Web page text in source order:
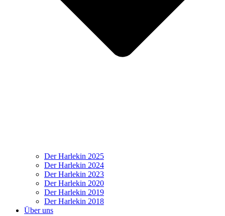
Der Harlekin 2025
Der Harlekin 2024
Der Harlekin 2023
Der Harlekin 2020
Der Harlekin 2019
Der Harlekin 2018
Über uns